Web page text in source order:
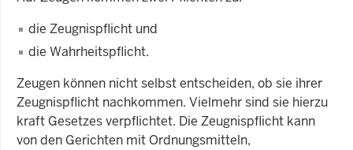
die Zeugnispflicht und
die Wahrheitspflicht.
Zeugen können nicht selbst entscheiden, ob sie ihrer
Zeugnispflicht nachkommen. Vielmehr sind sie hierzu
kraft Gesetzes verpflichtet. Die Zeugnispflicht kann
von den Gerichten mit Ordnungsmitteln,